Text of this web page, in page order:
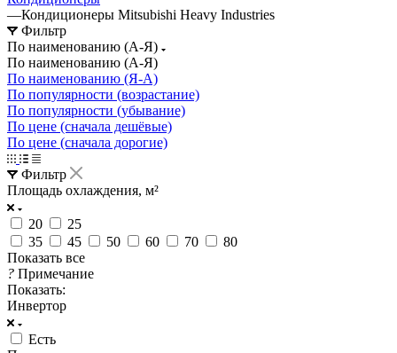
—Кондиционеры Mitsubishi Heavy Industries
Фильтр
По наименованию (А-Я)
По наименованию (А-Я)
По наименованию (Я-А)
По популярности (возрастание)
По популярности (убывание)
По цене (сначала дешёвые)
По цене (сначала дорогие)
Фильтр
Площадь охлаждения, м²
20
25
35
45 50 60 70
80
Показать все
? Примечание
Показать:
Инвертор
Есть